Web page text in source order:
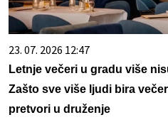
23. 07. 2026 12:47
Letnje večeri u gradu više
Zašto sve više ljudi bira
pretvori u druženje